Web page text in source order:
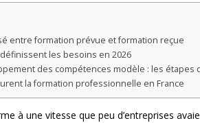
entre formation prévue et formation reçue
les besoins en 2026
des compétences modèle : les étapes
la formation professionnelle en France
à une vitesse que peu d’entreprises